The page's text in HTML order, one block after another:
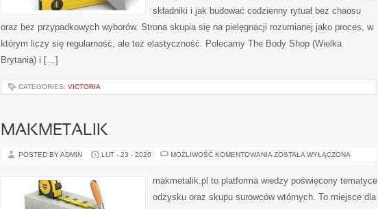
składniki i jak budować codzienny rytuał bez chaosu
oraz bez przypadkowych wyborów. Strona skupia się na pielęgnacji rozumianej jako proces, w
którym liczy się regularność, ale też elastyczność. Polecamy The Body Shop (Wielka
Brytania) i […]
CATEGORIES: VICTORIA
MAKMETALIK
POSTED BY ADMIN LUT - 23 - 2026 MOŻLIWOŚĆ KOMENTOWANIA MAKMETALIK
ZOSTAŁA WYŁĄCZONA
makmetalik.pl to platforma wiedzy poświęcony tematyce
odzysku oraz skupu surowców wtórnych. To miejsce dla